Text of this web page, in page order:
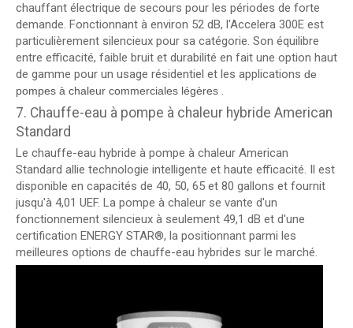
chauffant électrique de secours pour les périodes de forte
demande. Fonctionnant à environ 52 dB, l'Accelera 300E est
particulièrement silencieux pour sa catégorie. Son équilibre
entre efficacité, faible bruit et durabilité en fait une option haut
de gamme pour un usage résidentiel et les applications de
pompes à chaleur commerciales légères .
7. Chauffe-eau à pompe à chaleur hybride American
Standard
Le chauffe-eau hybride à pompe à chaleur American
Standard allie technologie intelligente et haute efficacité. Il est
disponible en capacités de 40, 50, 65 et 80 gallons et fournit
jusqu'à 4,01 UEF. La pompe à chaleur se vante d'un
fonctionnement silencieux à seulement 49,1 dB et d'une
certification ENERGY STAR®, la positionnant parmi les
meilleures options de chauffe-eau hybrides sur le marché.